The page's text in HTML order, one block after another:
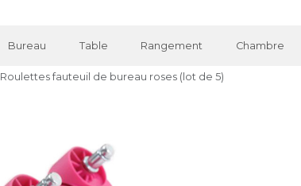
Bureau Table Rangement Chambre
Roulettes fauteuil de bureau roses (lot de 5)